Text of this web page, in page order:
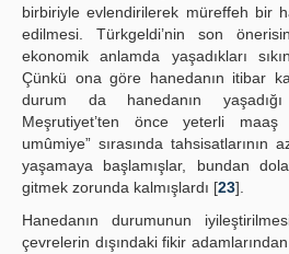
birbiriyle evlendirilerek müreffeh bir
edilmesi. Türkgeldi’nin son
ekonomik anlamda yaşadıkları
Çünkü ona göre hanedanın itibar
durum da hanedanın yaşadığı
Meşrutiyet’ten önce yeterli maaş
umûmiye” sırasında tahsisatlarının
yaşamaya başlamışlar, bundan
gitmek zorunda kalmışlardı [23].
Hanedanın durumunun
çevrelerin dışındaki fikir